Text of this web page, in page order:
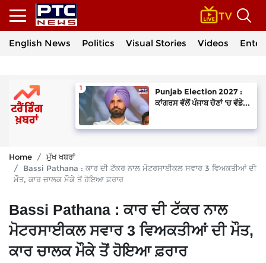
English News Politics Visual Stories Videos
Punjab Election 2027 :
ਕਾਂਗਰਸ ਵੱਲੋਂ ਪੰਜਾਬ ਚੋਣਾਂ 'ਚ ਵੱਡੇ...
Home
ਮੁੱਖ ਖਬਰਾਂ
Bassi Pathana : ਕਾਰ ਦੀ ਟੱਕਰ ਨਾਲ ਮੋਟਰਸਾਈਕਲ ਸਵਾਰ 3 ਵਿਅਕਤੀਆਂ ਦੀ
ਮੌਤ, ਕਾਰ ਚਾਲਕ ਮੌਕੇ ਤੋਂ ਹੋਇਆ ਫ਼ਰਾਰ
Bassi Pathana : ਕਾਰ ਦੀ ਟੱਕਰ ਨਾਲ
ਮੋਟਰਸਾਈਕਲ ਸਵਾਰ 3 ਵਿਅਕਤੀਆਂ ਦੀ ਮੌਤ,
ਕਾਰ ਚਾਲਕ ਮੌਕੇ ਤੋਂ ਹੋਇਆ ਫ਼ਰਾਰ